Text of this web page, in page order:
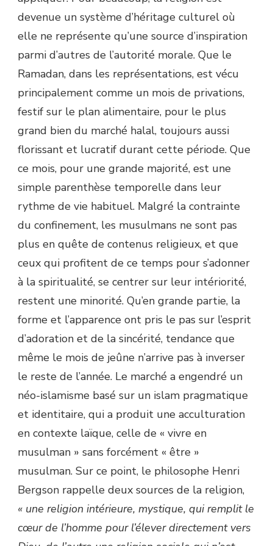
devenue un système d’héritage culturel où
elle ne représente qu’une source d’inspiration
parmi d’autres de l’autorité morale. Que le
Ramadan, dans les représentations, est vécu
principalement comme un mois de privations,
festif sur le plan alimentaire, pour le plus
grand bien du marché halal, toujours aussi
florissant et lucratif durant cette période. Que
ce mois, pour une grande majorité, est une
simple parenthèse temporelle dans leur
rythme de vie habituel. Malgré la contrainte
du confinement, les musulmans ne sont pas
plus en quête de contenus religieux, et que
ceux qui profitent de ce temps pour s’adonner
à la spiritualité, se centrer sur leur intériorité,
restent une minorité. Qu’en grande partie, la
forme et l’apparence ont pris le pas sur l’esprit
d’adoration et de la sincérité, tendance que
même le mois de jeûne n’arrive pas à inverser
le reste de l’année. Le marché a engendré un
néo-islamisme basé sur un islam pragmatique
et identitaire, qui a produit une acculturation
en contexte laïque, celle de « vivre en
musulman » sans forcément « être »
musulman. Sur ce point, le philosophe Henri
Bergson rappelle deux sources de la religion,
« une religion intérieure, mystique, qui remplit le
cœur de l’homme pour l’élever directement vers